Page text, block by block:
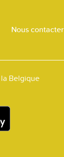
Nous contacter